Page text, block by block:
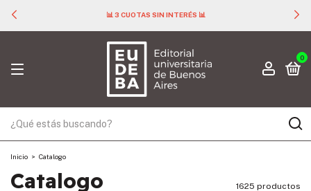
📊 3 CUOTAS SIN INTERÉS 📊
0
Inicio > Catalogo
Catalogo 1625 productos